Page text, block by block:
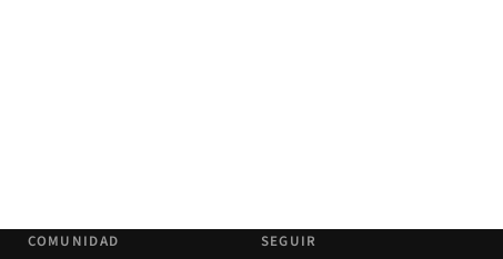
COMUNIDAD SEGUIR